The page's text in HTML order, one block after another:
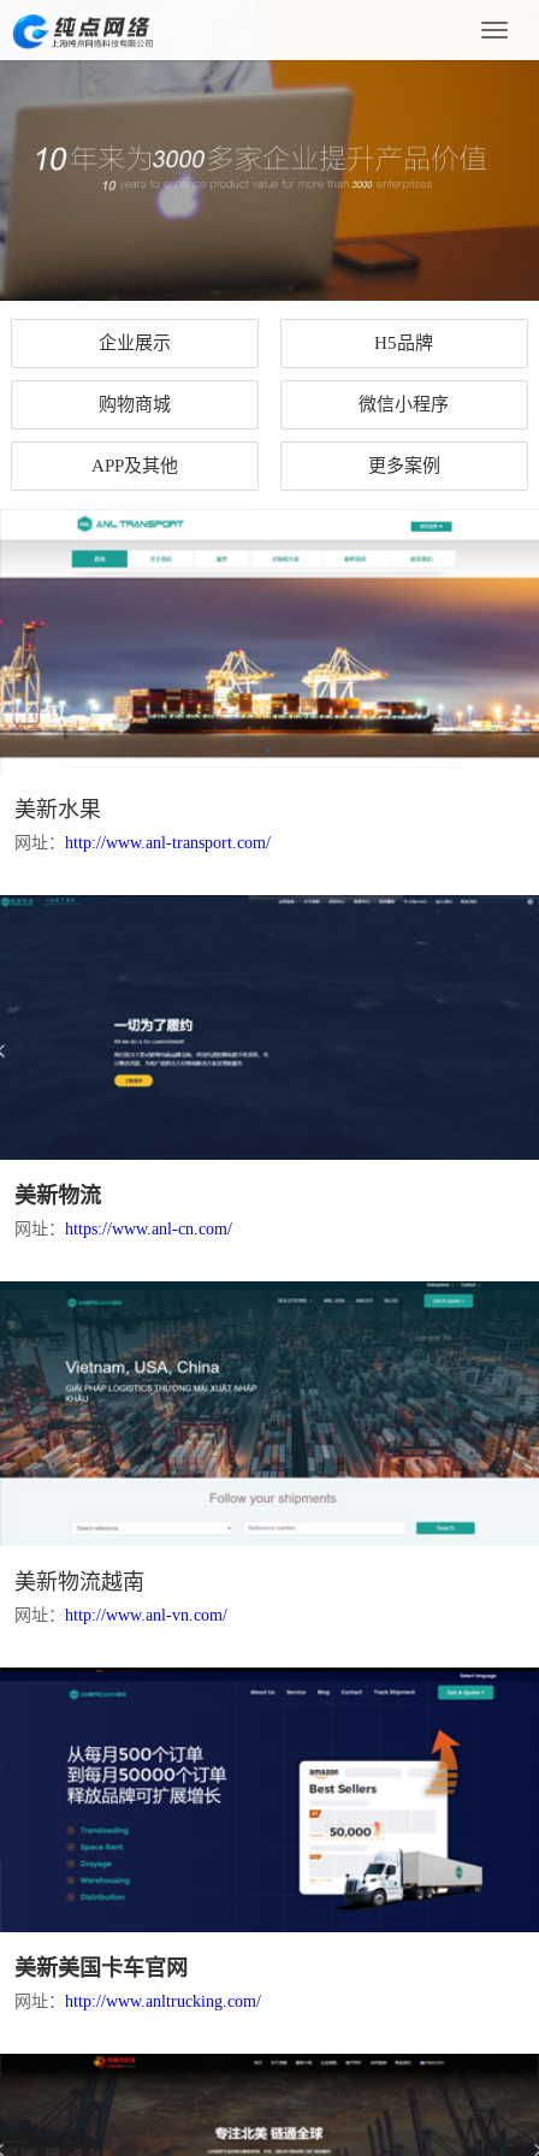
Toggle
企业展示 H5品牌
购物商城 微信小程序
APP及其他 更多案例
美新水果
网址： http://www.anl-transport.com/
美新物流
网址： https://www.anl-cn.com/
美新物流越南
网址： http://www.anl-vn.com/
美新美国卡车官网
网址： http://www.anltrucking.com/